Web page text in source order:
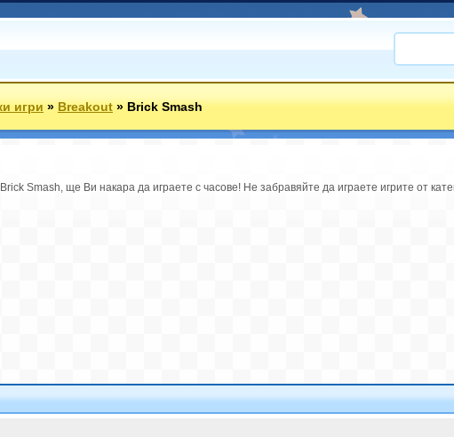
игри»Breakout»Brick Smash
Smash, ще Ви накара да играете с часове! Не забравяйте да играете игрите от